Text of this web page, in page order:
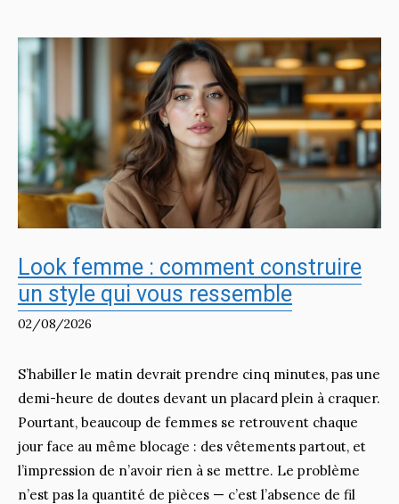
Look femme : comment construire
un style qui vous ressemble
02/08/2026
S’habiller le matin devrait prendre cinq minutes, pas une
demi-heure de doutes devant un placard plein à craquer.
Pourtant, beaucoup de femmes se retrouvent chaque
jour face au même blocage : des vêtements partout, et
l’impression de n’avoir rien à se mettre. Le problème
n’est pas la quantité de pièces — c’est l’absence de fil